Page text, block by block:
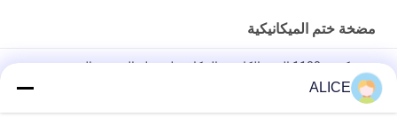
مضخة ختم الميكانيكية
جون كرين 1100 الختم الكاتريج المكافئ لسهولة التثبيت والختم
الميكانيكي المخصص للضخ
الختم الميكانيكي 22mm LOWARA-22-X الختم مضخة
ALICE